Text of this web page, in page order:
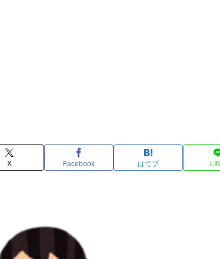
X Facebook はてブ